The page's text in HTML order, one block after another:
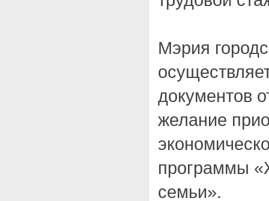
Мэрия
документов
желание
программы
семьи».